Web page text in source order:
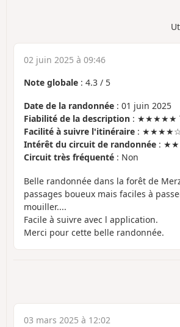
02 juin 2025 à 09:46
Note globale : 4.3 / 5
Date de la randonnée : 01 juin 2025
Fiabilité de la description : ★★★★★
Facilité à suivre l'itinéraire : ★★★★☆
Intérêt du circuit de randonnée :
Circuit très fréquenté : Non
Belle randonnée dans la forêt de
passages boueux mais faciles à
mouiller....
Facile à suivre avec l application.
Merci pour cette belle randonnée.
03 mars 2025 à 12:02